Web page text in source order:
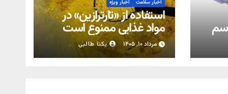
اخبار سلامت اخبار ویژه
استفاده از «تارترازین» در
مواد غذایی ممنوع است
مرداد ۱۰, ۱۴۰۵ یکتا طالبی